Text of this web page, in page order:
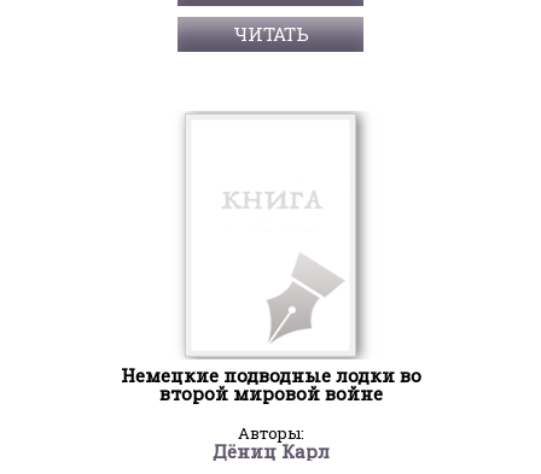
ЧИТАТЬ
Немецкие подводные лодки во
второй мировой войне
Авторы:
Дёниц Карл